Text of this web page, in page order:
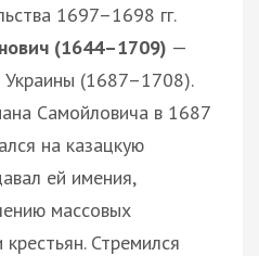
1697–1698 гг.
(1644–1709) —
(1687–1708).
Самойловича в 1687
на казацкую
ей имения,
массовых
Стремился